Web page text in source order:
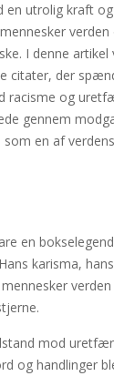
utrolig kraft
verden
I denne artikel
citater, der
racisme og
gennem
som en af
en
karisma,
mod
og handlinger